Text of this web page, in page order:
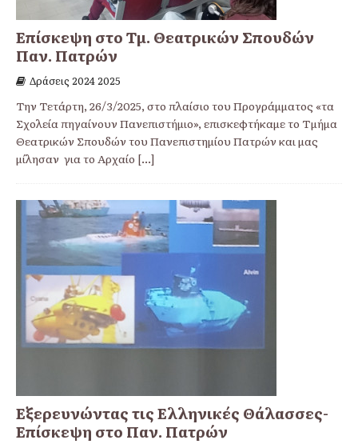
Επίσκεψη στο Τμ. Θεατρικών Σπουδών
Παν. Πατρών
Δράσεις 2024 2025
Την Τετάρτη, 26/3/2025, στο πλαίσιο του Προγράμματος «τα
Σχολεία πηγαίνουν Πανεπιστήμιο», επισκεφτήκαμε το Τμήμα
Θεατρικών Σπουδών του Πανεπιστημίου Πατρών και μας
μίλησαν για το Αρχαίο [...]
Εξερευνώντας τις Ελληνικές Θάλασσες-
Επίσκεψη στο Παν. Πατρών